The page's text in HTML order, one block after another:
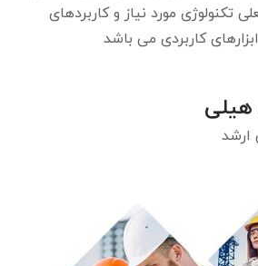
تکنولوژی مورد نیاز و کاربردهای
کاربردی می باشد
هیلی